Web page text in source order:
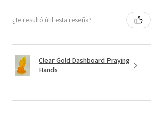
¿Te resultó útil esta reseña?
Clear Gold Dashboard Praying
Hands